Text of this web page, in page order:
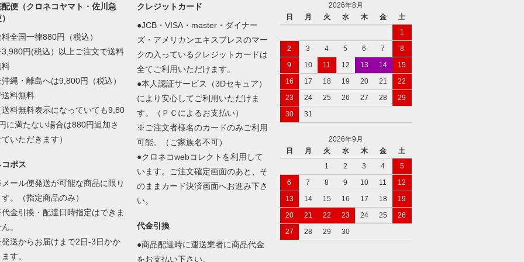
配便（クロネコヤマト・佐川急
全国一律880円（税込）
円(税込）以上ご注文で送料
料
縄・離島へは9,800円（税込）
送料無料
送料無料表示になっていても9,80
に満たない場合は880円追加さ
いただきます）
コポス
ール便発送が可能な商品に限り
。（指定商品のみ）
金引換・配達日時指定はできま
。
送からお届けまで2日-3日かか
す。
クレジットカード
●JCB・VISA・master・ダイナー
ズ・アメリカンエキスプレスのマー
クの入っているクレジットカードは
全てご利用いただけます。
●本人認証サービス（3Dセキュア）
により安心してご利用いただけま
す。（ＰＣによるお支払い）
※ご注文者様名のカードのみご利用
可能。（ご家族名不可）
●クロネコwebコレクトを利用して
います。ご注文確定画面のあと、そ
のままカード決済画面へお進み下さ
い。
代金引換
●商品配達時に運送業者に商品代金
をお支払い下さい。
2026年8月
日
月 火 水 木 金
土
1
2
3 4 5 6 7
8
9
10 11 12 13 14
15
16
17 18 19 20 21
22
23
24 25 26 27 28
29
30
31
2026年9月
日
月 火 水 木 金
土
1
2 3 4
5
6
7 8 9 10 11
12
13
14 15 16 17 18
19
20
21 22 23 24 25
26
27
28 29 30